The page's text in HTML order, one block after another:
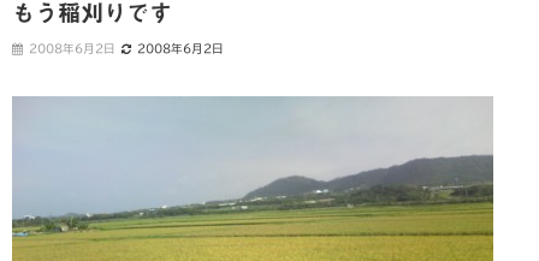
もう稲刈りです
2008年6月2日 2008年6月2日